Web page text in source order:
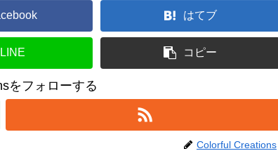
はてブ
LINE コピー
をフォローする
Colorful Creations